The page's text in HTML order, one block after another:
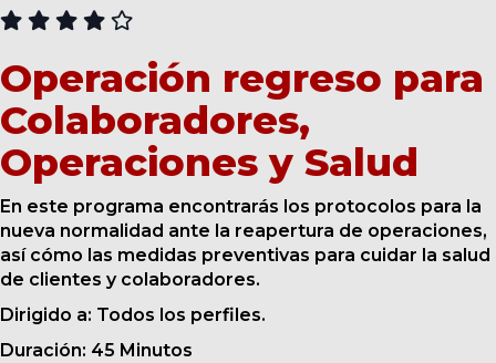
Operación regreso para
Colaboradores,
Operaciones y Salud
En este programa encontrarás los protocolos para la
nueva normalidad ante la reapertura de operaciones,
así cómo las medidas preventivas para cuidar la salud
de clientes y colaboradores.
Dirigido a: Todos los perfiles.
Duración: 45 Minutos